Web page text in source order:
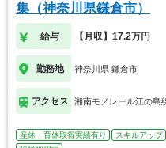
集（神奈川県鎌倉市）
給与 【月収】17.2万円
勤務地 神奈川県 鎌倉市
アクセス 湘南モノレール江の島
産休・育休取得実績有り スキルアップ